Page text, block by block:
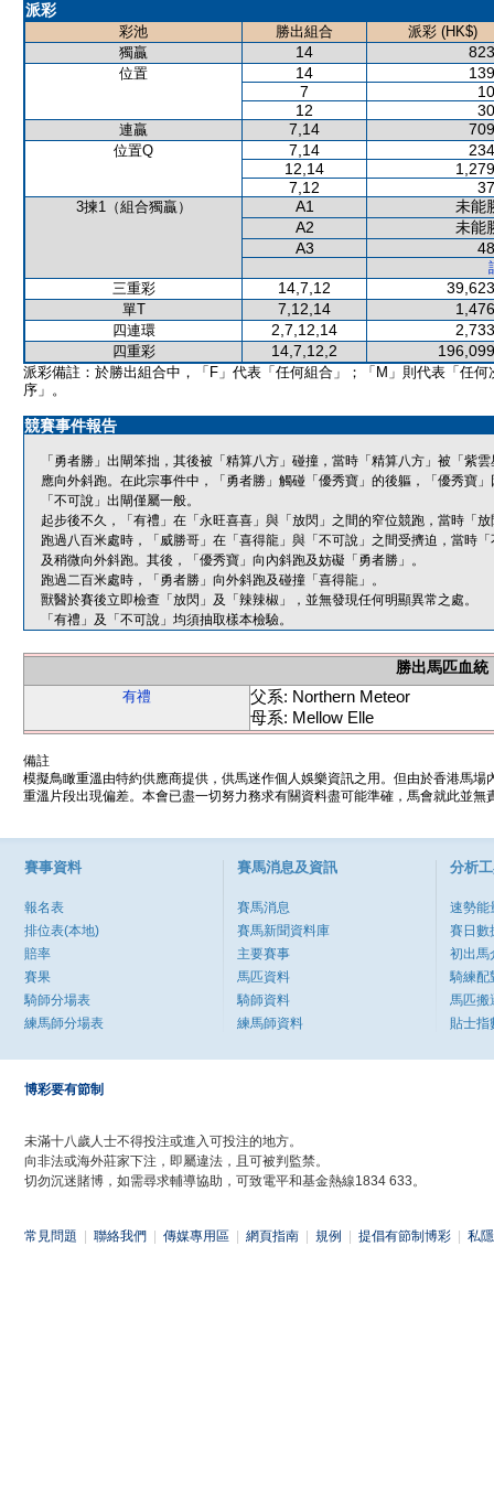
派彩
彩池 勝出組合
派彩 (HK$)
獨贏
14
位置 14
7
12
連贏 7,14
位置Q 7,14
12,14
7,12
3揀1（組合獨贏） A1
未能
A2
未能
A3
三重彩
14,7,12
單T 7,12,14
四連環 2,7,12,14
四重彩 14,7,12,2
派彩備註：於勝出組合中，「F」代表「任何組合」；「M」則代表「任何
序」。
競賽事件報告
「勇者勝」出閘笨拙，其後被「精算八方」碰撞，當時「精算八方」被「紫
應向外斜跑。在此宗事件中，「勇者勝」觸碰「優秀寶」的後軀，「優秀寶
「不可說」出閘僅屬一般。
起步後不久，「有禮」在「永旺喜喜」與「放閃」之間的窄位競跑，當時「
跑過八百米處時，「威勝哥」在「喜得龍」與「不可說」之間受擠迫，當時
及稍微向外斜跑。其後，「優秀寶」向內斜跑及妨礙「勇者勝」。
跑過二百米處時，「勇者勝」向外斜跑及碰撞「喜得龍」。
獸醫於賽後立即檢查「放閃」及「辣辣椒」，並無發現任何明顯異常之處。
「有禮」及「不可說」均須抽取樣本檢驗。
勝出馬匹血統
有禮
父系: Northern Meteor
母系: Mellow Elle
備註
模擬鳥瞰重溫由特約供應商提供，供馬迷作個人娛樂資訊之用。但由於香港馬
重溫片段出現偏差。本會已盡一切努力務求有關資料盡可能準確，馬會就此並
賽事資料
報名表
排位表(本地)
賠率
賽果
騎師分場表
練馬師分場表
賽馬消息及資訊
賽馬消息
賽馬新聞資料庫
主要賽事
馬匹資料
騎師資料
練馬師資料
分析
速勢能
賽日數
初出馬
騎練配
馬匹搬
貼士指
博彩要有節制
未滿十八歲人士不得投注或進入可投注的地方。
向非法或海外莊家下注，即屬違法，且可被判監禁。
切勿沉迷賭博，如需尋求輔導協助，可致電平和基金熱線1834 633。
常見問題 聯絡我們 傳媒專用區 網頁指南 規例 提倡有節制博彩 私